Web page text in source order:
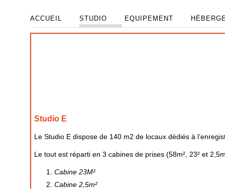
ACCUEIL STUDIO EQUIPEMENT
Studio E
Le Studio E dispose de 140 m2 de locaux dédiés à
Le tout est réparti en 3 cabines de prises (58m², 23² et
Cabine 23M²
Cabine 2,5m²